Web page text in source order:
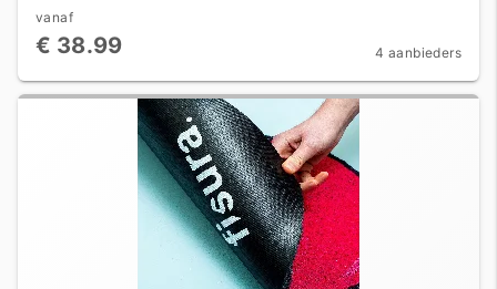
vanaf
€ 38.99 4 aanbieders